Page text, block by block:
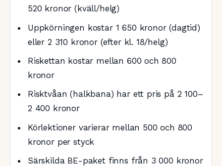
520 kronor (kväll/helg)
Uppkörningen kostar 1 650 kronor (dagtid)
eller 2 310 kronor (efter kl. 18/helg)
Riskettan kostar mellan 600 och 800
kronor
Risktvåan (halkbana) har ett pris på 2 100–
2 400 kronor
Körlektioner varierar mellan 500 och 800
kronor per styck
Särskilda BE-paket finns från 3 000 kronor